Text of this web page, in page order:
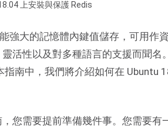
強大的記憶體內鍵值儲存，可用作
活性以及對多種語言的支援而聞名
指南中，我們將介紹如何在 Ubuntu
您需要提前準備幾件事。您需要有